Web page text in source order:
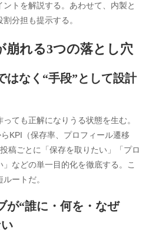
トを解説する。あわせて、内製と
分担も提示する。
崩れる3つの落とし穴
はなく“手段”として設計
ても正解になりうる状態を生む。
KPI（保存率、プロフィール遷移
稿ごとに「保存を取りたい」「プロ
などの単一目的化を徹底する。こ
ートだ。
が“誰に・何を・なぜ